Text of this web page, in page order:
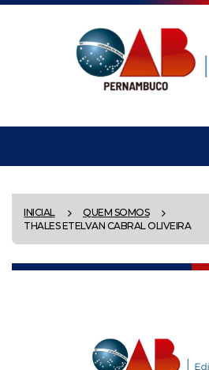
INICIAL
QUEM SOMOS
THALES ETELVAN CABRAL OLIVEIRA